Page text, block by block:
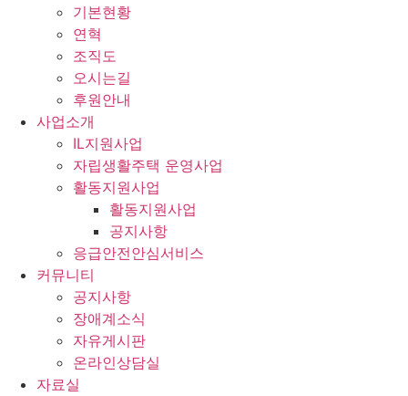
기본현황
연혁
조직도
오시는길
후원안내
사업소개
IL지원사업
자립생활주택 운영사업
활동지원사업
활동지원사업
공지사항
응급안전안심서비스
커뮤니티
공지사항
장애계소식
자유게시판
온라인상담실
자료실